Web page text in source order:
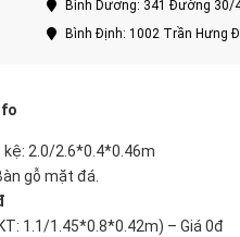
Bình Dương: 341 Đường 30/
Bình Định: 1002 Trần Hưng
kệ: 2.0/2.6*0.4*0.46m
gỗ mặt đá.
1.1/1.45*0.8*0.42m) – Giá 0đ